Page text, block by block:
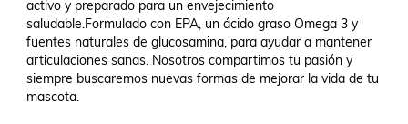
activo y preparado para un envejecimiento
saludable.Formulado con EPA, un ácido graso Omega 3 y
fuentes naturales de glucosamina, para ayudar a mantener
articulaciones sanas. Nosotros compartimos tu pasión y
siempre buscaremos nuevas formas de mejorar la vida de tu